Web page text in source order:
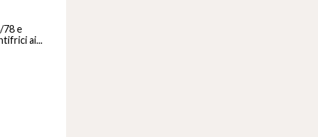
78 e
ai...